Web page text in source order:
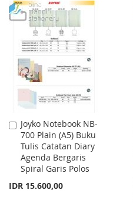
TO
WISH
LIST
TO
COMPARE
Joyko Notebook NB-
700 Plain (A5) Buku
Tulis Catatan Diary
Agenda Bergaris
Spiral Garis Polos
IDR 15.600,00
Add
to
Cart